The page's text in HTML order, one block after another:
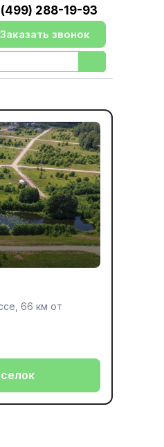
288-19-93
Заказать звонок
66 км от